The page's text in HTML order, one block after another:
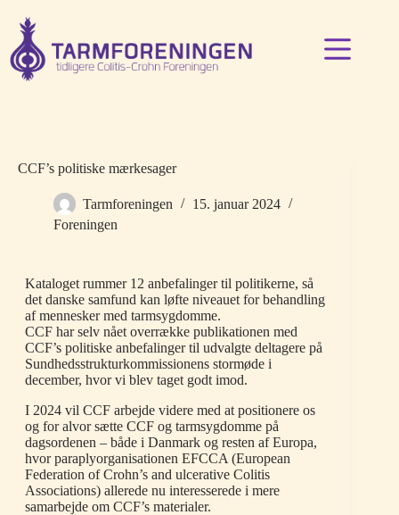
indhold
CCF’s politiske mærkesager
Tarmforeningen
15. januar 2024
Foreningen
Kataloget rummer 12 anbefalinger til politikerne, så
det danske samfund kan løfte niveauet for behandling
af mennesker med tarmsygdomme.
CCF har selv nået overrække publikationen med
CCF’s politiske anbefalinger til udvalgte deltagere på
Sundhedsstrukturkommissionens stormøde i
december, hvor vi blev taget godt imod.
I 2024 vil CCF arbejde videre med at positionere os
og for alvor sætte CCF og tarmsygdomme på
dagsordenen – både i Danmark og resten af Europa,
hvor paraplyorganisationen EFCCA (European
Federation of Crohn’s and ulcerative Colitis
Associations) allerede nu interesserede i mere
samarbejde om CCF’s materialer.